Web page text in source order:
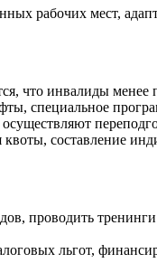
рабочих мест,
что инвалиды
специальное
составление
проводить
льгот,